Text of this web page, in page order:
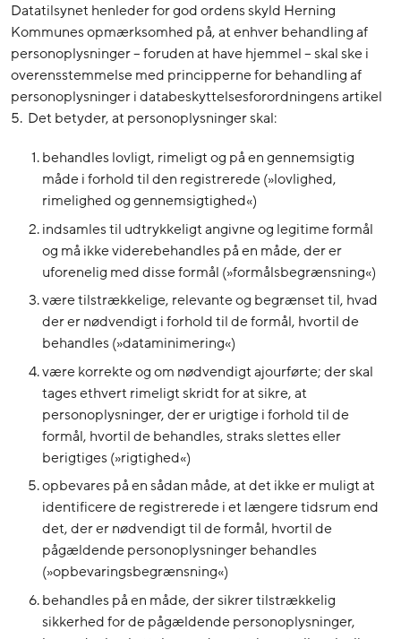
Datatilsynet henleder for god ordens skyld Herning
Kommunes opmærksomhed på, at enhver behandling af
personoplysninger – foruden at have hjemmel – skal ske i
overensstemmelse med principperne for behandling af
personoplysninger i databeskyttelsesforordningens artikel
5. Det betyder, at personoplysninger skal:
behandles lovligt, rimeligt og på en gennemsigtig
måde i forhold til den registrerede (»lovlighed,
rimelighed og gennemsigtighed«)
indsamles til udtrykkeligt angivne og legitime formål
og må ikke viderebehandles på en måde, der er
uforenelig med disse formål (»formålsbegrænsning«)
være tilstrækkelige, relevante og begrænset til, hvad
der er nødvendigt i forhold til de formål, hvortil de
behandles (»dataminimering«)
være korrekte og om nødvendigt ajourførte; der skal
tages ethvert rimeligt skridt for at sikre, at
personoplysninger, der er urigtige i forhold til de
formål, hvortil de behandles, straks slettes eller
berigtiges (»rigtighed«)
opbevares på en sådan måde, at det ikke er muligt at
identificere de registrerede i et længere tidsrum end
det, der er nødvendigt til de formål, hvortil de
pågældende personoplysninger behandles
(»opbevaringsbegrænsning«)
behandles på en måde, der sikrer tilstrækkelig
sikkerhed for de pågældende personoplysninger,